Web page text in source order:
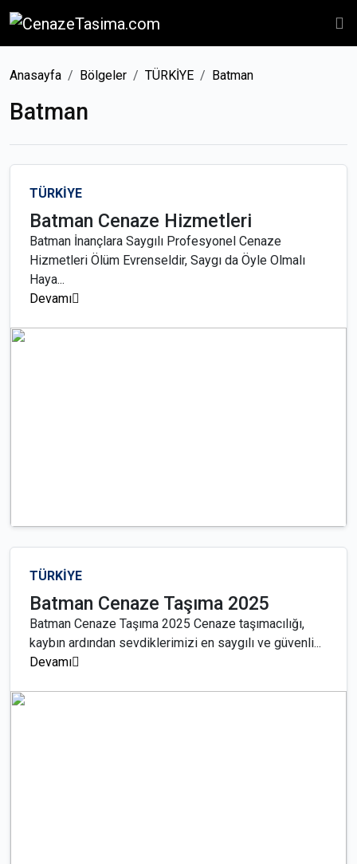
Anasayfa Bölgeler TÜRKİYE Batman
Batman
TÜRKİYE
Batman Cenaze Hizmetleri
Batman İnançlara Saygılı Profesyonel Cenaze
Hizmetleri Ölüm Evrenseldir, Saygı da Öyle Olmalı
Haya...
Devamı
TÜRKİYE
Batman Cenaze Taşıma 2025
Batman Cenaze Taşıma 2025 Cenaze taşımacılığı,
kaybın ardından sevdiklerimizi en saygılı ve güvenli...
Devamı